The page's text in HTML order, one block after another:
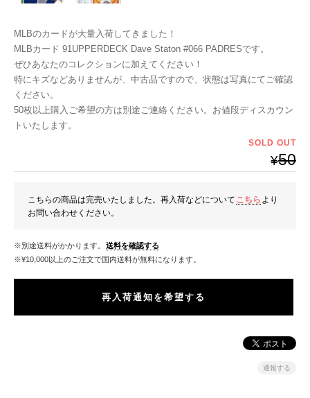
MLBのカードが大量入荷してきました！
MLBカード 91UPPERDECK Dave Staton #066 PADRESです。
ぜひあなたのコレクションに加えてください！
特にキズなどありませんが、中古品ですので、状態は写真にてご確認
ください。
50枚以上購入ご希望の方は別途ご連絡ください。お値段ディスカウン
トいたします。
SOLD OUT
¥50
こちらの商品は完売いたしました。再入荷などについて こちら より
お問い合わせください。
※別途送料がかかります。 送料を確認する
※¥10,000以上のご注文で国内送料が無料になります。
再入荷通知を希望する
通報する